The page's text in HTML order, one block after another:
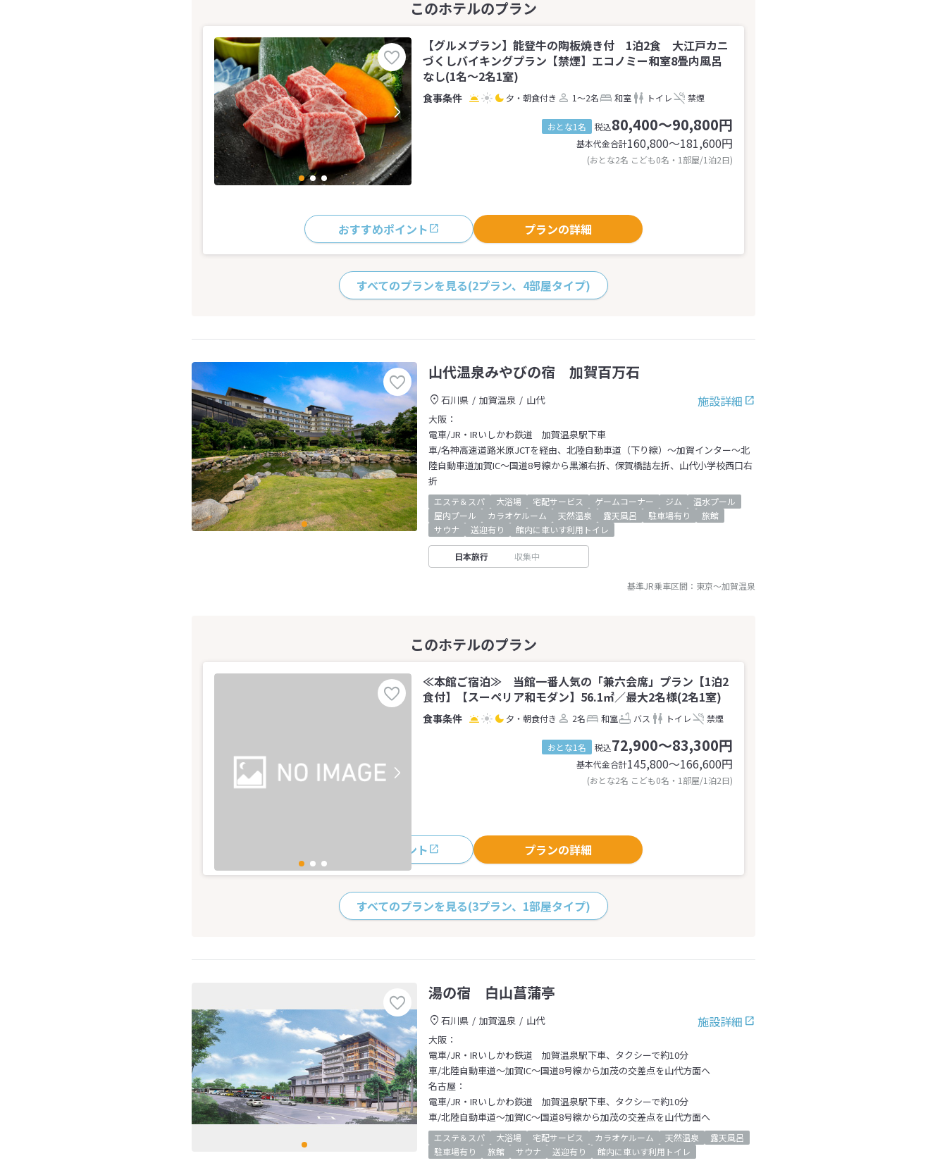
【グルメプラン】能登牛の陶板焼き付 1泊2食 大江戸カニ
づくしバイキングプラン【禁煙】エコノミー和室8畳内風呂
なし(1名～2名1室)
夕・朝食付き 1～2名 和室 トイレ 禁煙
おとな1名 税込80,400～90,800円
基本代金合計160,800〜181,600円
(おとな2名 こども0名・1部屋/1泊2日)
おすすめポイント プランの詳細
すべてのプランを見る(2プラン、4部屋タイプ)
山代温泉みやびの宿 加賀百万石
施設詳細
石川県 加賀温泉
山代
大阪：
電車/JR・IRいしかわ鉄道 加賀温泉駅下車
車/名神高速道路米原JCTを経由、北陸自動車道（下り線）～加賀インター～北
陸自動車道加賀IC～国道8号線から黒瀬右折、保賀橋詰左折、山代小学校西口右
折
エステ＆スパ 大浴場 宅配サービス ゲームコーナー ジム
温水プール
屋内プール
カラオケルーム 天然温泉 露天風呂 駐車場有り
旅館
サウナ
送迎有り 館内に車いす利用トイレ
日本旅行 収集中
基準JR乗車区間： 東京～加賀温泉
≪本館ご宿泊≫ 当館一番人気の「兼六会席」プラン【1泊2
食付】【スーペリア和モダン】56.1㎡／最大2名様(2名1室)
夕・朝食付き 2名 和室 バス トイレ 禁煙
おとな1名 税込72,900～83,300円
基本代金合計145,800〜166,600円
(おとな2名 こども0名・1部屋/1泊2日)
おすすめポイント プランの詳細
すべてのプランを見る(3プラン、1部屋タイプ)
湯の宿 白山菖蒲亭
施設詳細
石川県 加賀温泉
山代
大阪：
電車/JR・IRいしかわ鉄道 加賀温泉駅下車、タクシーで約10分
車/北陸自動車道～加賀IC～国道8号線から加茂の交差点を山代方面へ
名古屋：
電車/JR・IRいしかわ鉄道 加賀温泉駅下車、タクシーで約10分
車/北陸自動車道～加賀IC～国道8号線から加茂の交差点を山代方面へ
エステ＆スパ 大浴場 宅配サービス カラオケルーム 天然温泉
露天風呂
駐車場有り
旅館 サウナ 送迎有り 館内に車いす利用トイレ